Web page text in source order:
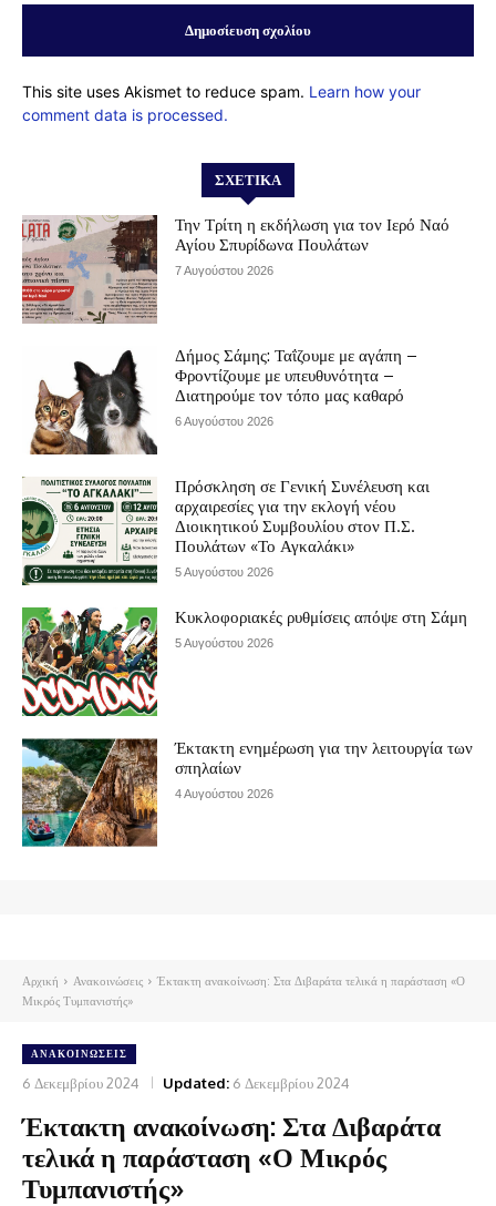
This site uses Akismet to reduce spam. Learn how your
comment data is processed.
ΣΧΕΤΙΚΆ
Την Τρίτη η εκδήλωση για τον Ιερό Ναό
Αγίου Σπυρίδωνα Πουλάτων
7 Αυγούστου 2026
Δήμος Σάμης: Ταΐζουμε με αγάπη –
Φροντίζουμε με υπευθυνότητα –
Διατηρούμε τον τόπο μας καθαρό
6 Αυγούστου 2026
Πρόσκληση σε Γενική Συνέλευση και
αρχαιρεσίες για την εκλογή νέου
Διοικητικού Συμβουλίου στον Π.Σ.
Πουλάτων «Το Αγκαλάκι»
5 Αυγούστου 2026
Κυκλοφοριακές ρυθμίσεις απόψε στη Σάμη
5 Αυγούστου 2026
Έκτακτη ενημέρωση για την λειτουργία των
σπηλαίων
4 Αυγούστου 2026